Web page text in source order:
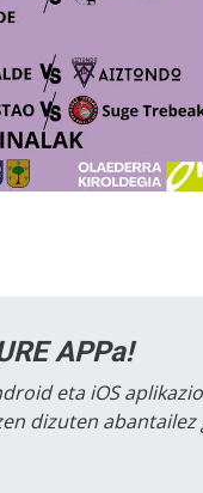
APPa!
eta iOS
dizuten